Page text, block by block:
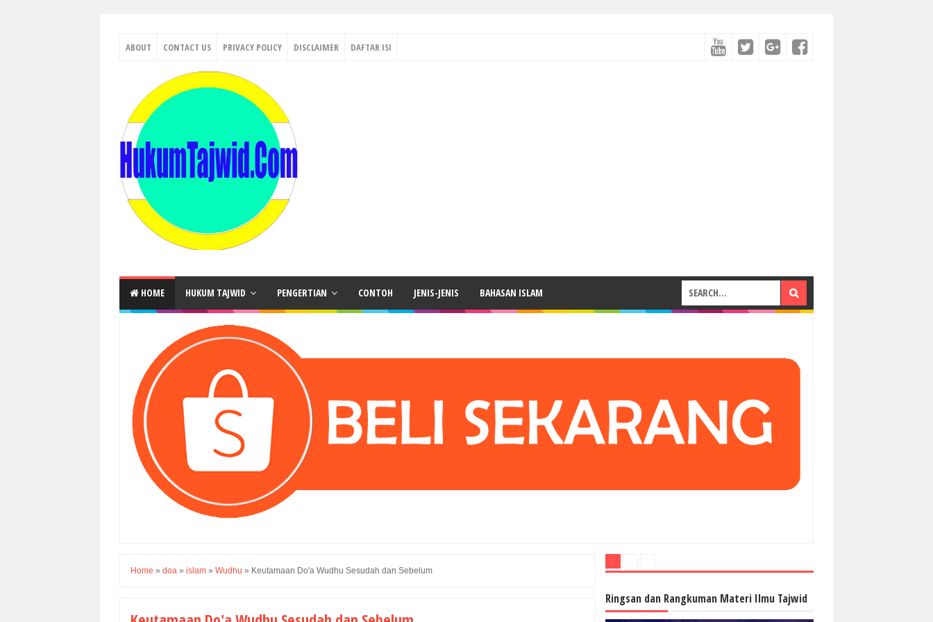
ABOUT CONTACT US PRIVACY POLICY DISCLAIMER DAFTAR ISI
HOME HUKUM TAJWID PENGERTIAN CONTOH JENIS-JENIS BAHASAN ISLAM
Home » doa » islam » Wudhu » Keutamaan Do'a Wudhu Sesudah dan Sebelum
Ringsan dan Rangkuman Materi Ilmu Tajwid